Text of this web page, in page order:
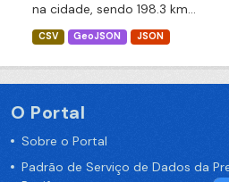
na cidade, sendo 198.3 km...
CSV GeoJSON JSON
O Portal
Sobre o Portal
Padrão de Serviço de Dados da